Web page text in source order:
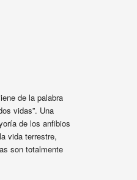
de la palabra
vidas”. Una
de los anfibios
vida terrestre,
son totalmente